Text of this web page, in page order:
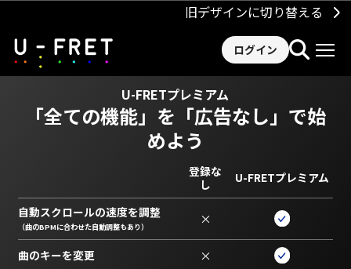
旧デザインに切り替える
ログイン
U-FRETプレミアム
「全ての機能」を 「広告なし」で始
めよう
登録な
し
U-FRETプレミアム
自動スクロールの速度を調整
（曲のBPMに合わせた自動調整もあり） ×
曲のキーを変更 ×